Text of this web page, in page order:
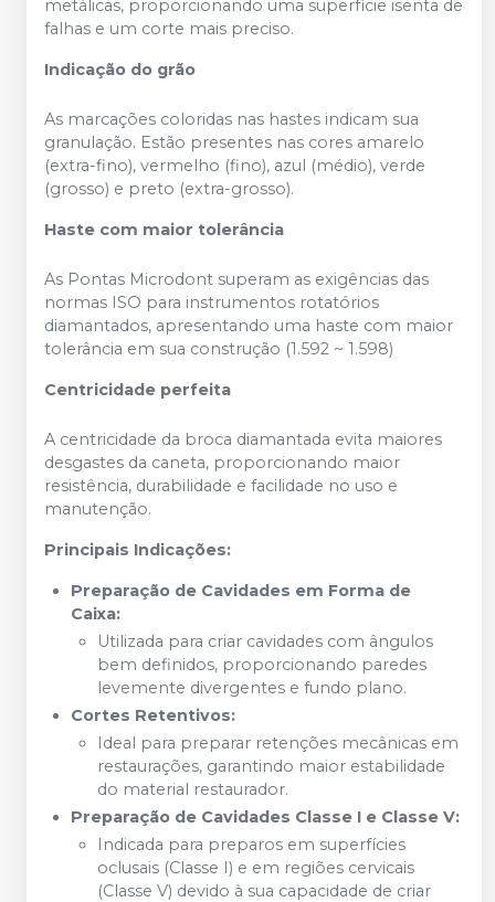
metálicas, proporcionando uma superfície isenta de
falhas e um corte mais preciso.
Indicação do grão
As marcações coloridas nas hastes indicam sua
granulação. Estão presentes nas cores amarelo
(extra-fino), vermelho (fino), azul (médio), verde
(grosso) e preto (extra-grosso).
Haste com maior tolerância
As Pontas Microdont superam as exigências das
normas ISO para instrumentos rotatórios
diamantados, apresentando uma haste com maior
tolerância em sua construção (1.592 ~ 1.598)
Centricidade perfeita
A centricidade da broca diamantada evita maiores
desgastes da caneta, proporcionando maior
resistência, durabilidade e facilidade no uso e
manutenção.
Principais Indicações:
Preparação de Cavidades em Forma de
Caixa:
Utilizada para criar cavidades com ângulos
bem definidos, proporcionando paredes
levemente divergentes e fundo plano.
Cortes Retentivos:
Ideal para preparar retenções mecânicas em
restaurações, garantindo maior estabilidade
do material restaurador.
Preparação de Cavidades Classe I e Classe V:
Indicada para preparos em superfícies
oclusais (Classe I) e em regiões cervicais
(Classe V) devido à sua capacidade de criar